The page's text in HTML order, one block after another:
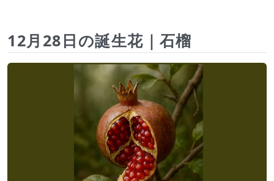
12月28日の誕生花｜石榴